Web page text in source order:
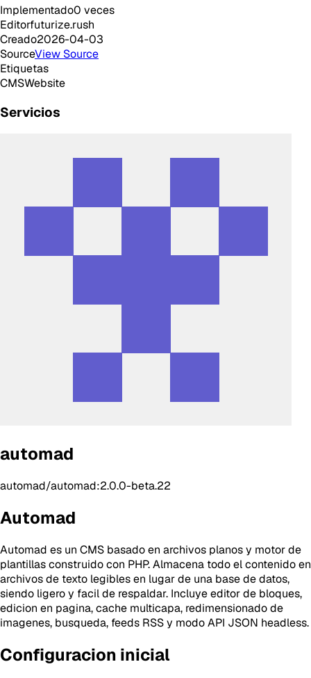
Implementado0 veces
Editorfuturize.rush
Creado2026-04-03
SourceView Source
Etiquetas
CMSWebsite
Servicios
automad
automad/automad:2.0.0-beta.22
Automad
Automad es un CMS basado en archivos planos y motor de
plantillas construido con PHP. Almacena todo el contenido en
archivos de texto legibles en lugar de una base de datos,
siendo ligero y facil de respaldar. Incluye editor de bloques,
edicion en pagina, cache multicapa, redimensionado de
imagenes, busqueda, feeds RSS y modo API JSON headless.
Configuracion inicial